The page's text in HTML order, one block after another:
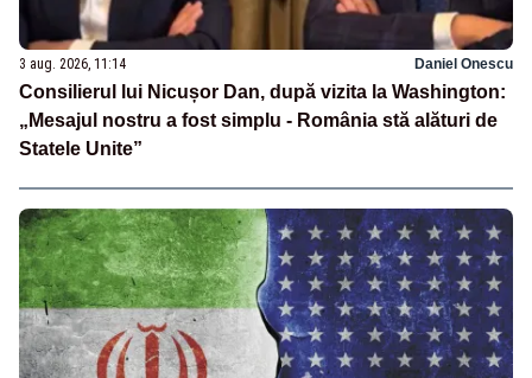
3 aug. 2026, 11:14 Daniel Onescu
Consilierul lui Nicușor Dan, după vizita la Washington:
„Mesajul nostru a fost simplu - România stă alături de
Statele Unite”